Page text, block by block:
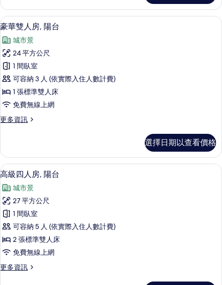
房
的
詳
顯
示
豪
華
雙
人
房,
台
所
有
相
片
豪華雙人房, 陽台 | 免費無線上網、床單
7
豪華雙人房, 陽台
城市景
24 平方公尺
1 間臥室
可容納 3 人 (依實際入住人數計費)
1 張標準雙人床
免費無線上網
更多資訊
更
雙
人
房,
台
的
詳
情
選擇日期以查看價格
顯
示
高
級
四
人
房,
台
高級四人房, 陽台 | 免費無線上網、床單
6
高級四人房, 陽台
城市景
27 平方公尺
1 間臥室
可容納 5 人 (依實際入住人數計費)
2 張標準雙人床
免費無線上網
更多資訊
更